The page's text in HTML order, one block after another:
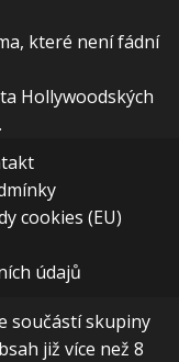
které není fádní
Hollywoodských
cookies (EU)
údajů
součástí skupiny
již více než 8